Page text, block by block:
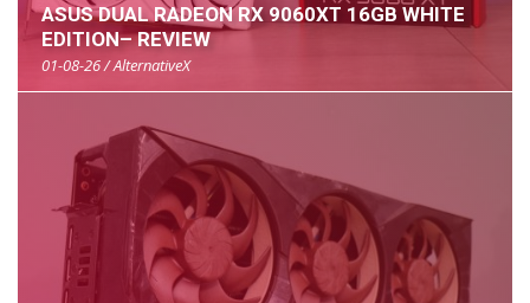
ASUS DUAL RADEON RX 9060XT 16GB WHITE
EDITION– REVIEW
01-08-26 / AlternativeX